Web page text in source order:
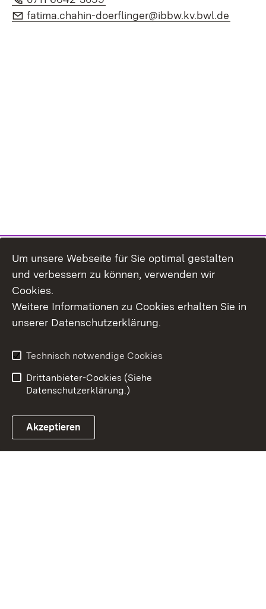
E-Mail:
fatima.chahin-doerflinger@ibbw.kv.bwl.de
Erklärung zur
Benutzungshinweise
Um unsere Webseite für Sie optimal gestalten
und verbessern zu können, verwenden wir
Cookies.
Weitere Informationen zu Cookies erhalten Sie in
unserer Datenschutzerklärung.
Technisch notwendige Cookies
Drittanbieter-Cookies (Siehe
Datenschutzerklärung.)
Akzeptieren